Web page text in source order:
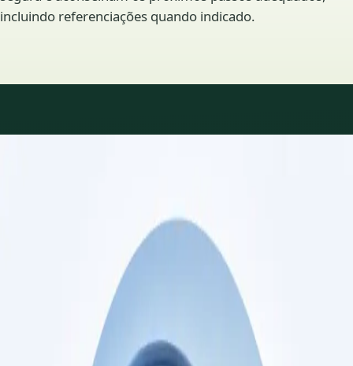
incluindo referenciações quando indicado.
disponíveis
Perfis actualizados à medida que a equipa cresce.
Consulta de Cardiologia